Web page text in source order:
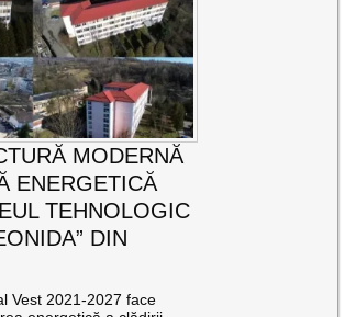
MODERNĂ
ENERGETICĂ
TEHNOLOGIC
DIN
Vest 2021-2027 face